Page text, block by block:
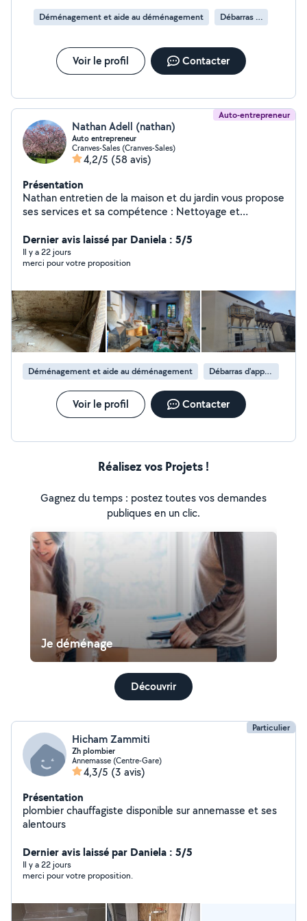
Déménagement et aide au déménagement Débarras d'appartement
Voir le profil Contacter
Auto-entrepreneur
Nathan Adell (nathan)
Auto entrepreneur
Cranves-Sales (Cranves-Sales)
4,2/5 (58 avis)
Présentation
Nathan entretien de la maison et du jardin vous propose
ses services et sa compétence : Nettoyage et
abattage ( arbres dangereux et difficile d'accès) - Taille
d'arbres fruitiers. - t'aille de haies et d'arbustes. - tonte
et débroussaillage. - pose clôture. - Nettoyage de vos
nettoyage des gouttières. - petite maçonnerie -Crépi -
évacuation des déchets ( déchets vert gravats autres) -
peinture intérieur et extérieur Placot pose de fibre et
papier peint, ravalement de façade Nettoyage des
façades Nettoyage des fenêtres - devis et
déplacement gratuit
Dernier avis laissé par Daniela : 5/5
Il y a 22 jours
merci pour votre proposition
Déménagement et aide au déménagement Débarras d'appartement
Voir le profil Contacter
Réalisez vos Projets !
Gagnez du temps : postez toutes vos demandes
publiques en un clic.
Je déménage
Découvrir
Particulier
Hicham Zammiti
Zh plombier
Annemasse (Centre-Gare)
4,3/5 (3 avis)
Présentation
plombier chauffagiste disponible sur annemasse et ses
alentours
Dernier avis laissé par Daniela : 5/5
Il y a 22 jours
merci pour votre proposition.